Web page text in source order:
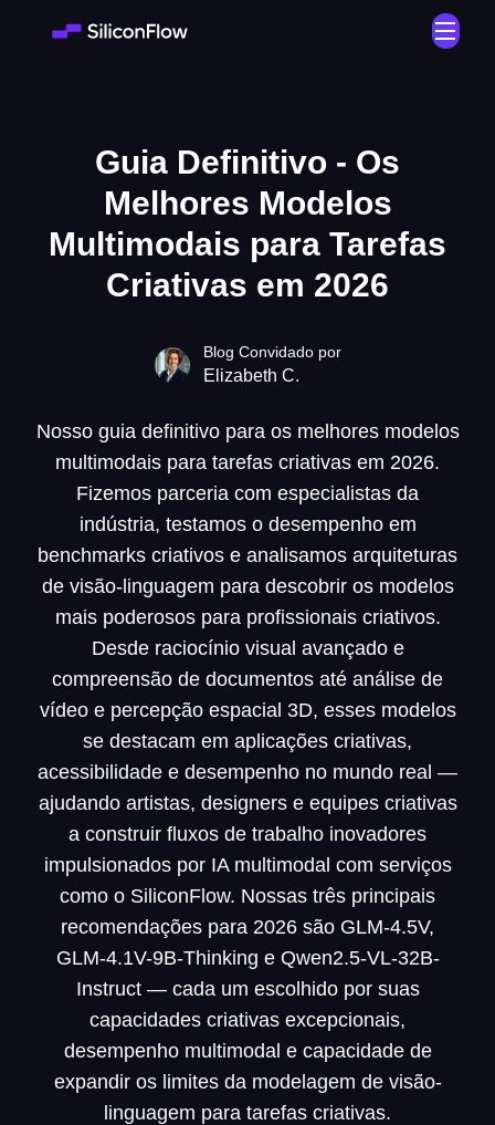
Guia Definitivo - Os
Melhores Modelos
Multimodais para Tarefas
Criativas em 2026
Blog Convidado por
Elizabeth C.
Nosso guia definitivo para os melhores modelos
multimodais para tarefas criativas em 2026.
Fizemos parceria com especialistas da
indústria, testamos o desempenho em
benchmarks criativos e analisamos arquiteturas
de visão-linguagem para descobrir os modelos
mais poderosos para profissionais criativos.
Desde raciocínio visual avançado e
compreensão de documentos até análise de
vídeo e percepção espacial 3D, esses modelos
se destacam em aplicações criativas,
acessibilidade e desempenho no mundo real —
ajudando artistas, designers e equipes criativas
a construir fluxos de trabalho inovadores
impulsionados por IA multimodal com serviços
como o SiliconFlow. Nossas três principais
recomendações para 2026 são GLM-4.5V,
GLM-4.1V-9B-Thinking e Qwen2.5-VL-32B-
Instruct — cada um escolhido por suas
capacidades criativas excepcionais,
desempenho multimodal e capacidade de
expandir os limites da modelagem de visão-
linguagem para tarefas criativas.